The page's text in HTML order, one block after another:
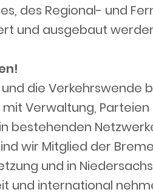
des Regional- und
und ausgebaut
die Verkehrswende
Verwaltung,
bestehenden
wir Mitglied der
und in
und international